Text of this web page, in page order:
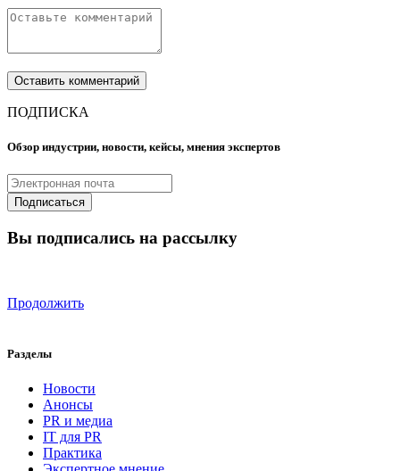
ПОДПИСКА
Обзор индустрии, новости, кейсы, мнения экспертов
Вы подписались на рассылку
Продолжить
Разделы
Новости
Анонсы
PR и медиа
IT для PR
Практика